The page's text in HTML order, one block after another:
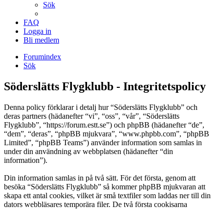
Sök
FAQ
Logga in
Bli medlem
Forumindex
Sök
Söderslätts Flygklubb - Integritetspolicy
Denna policy förklarar i detalj hur “Söderslätts Flygklubb” och
deras partners (hädanefter “vi”, “oss”, “vår”, “Söderslätts
Flygklubb”, “https://forum.estt.se”) och phpBB (hädanefter “de”,
“dem”, “deras”, “phpBB mjukvara”, “www.phpbb.com”, “phpBB
Limited”, “phpBB Teams”) använder information som samlas in
under din användning av webbplatsen (hädanefter “din
information”).
Din information samlas in på två sätt. För det första, genom att
besöka “Söderslätts Flygklubb” så kommer phpBB mjukvaran att
skapa ett antal cookies, vilket är små textfiler som laddas ner till din
dators webbläsares temporära filer. De två första cookisarna